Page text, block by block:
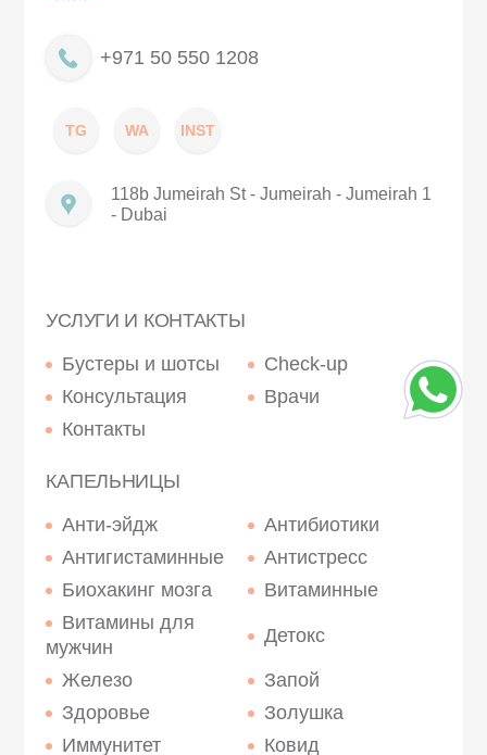
+971 50 550 1208
TG WA INST
118b Jumeirah St - Jumeirah - Jumeirah 1
- Dubai
УСЛУГИ И КОНТАКТЫ
Бустеры и шотсы
Check-up
Консультация
Врачи
Контакты
КАПЕЛЬНИЦЫ
Анти-эйдж
Антибиотики
Антигистаминные
Антистресс
Биохакинг мозга
Витаминные
Витамины для
мужчин
Детокс
Железо
Запой
Здоровье
Золушка
Иммунитет
Ковид